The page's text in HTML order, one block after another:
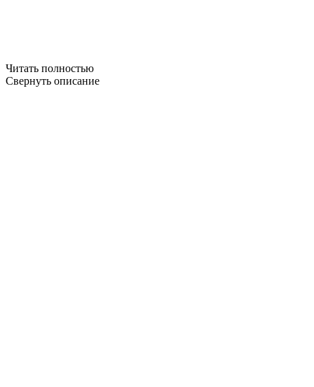
Читать полностью
Свернуть описание